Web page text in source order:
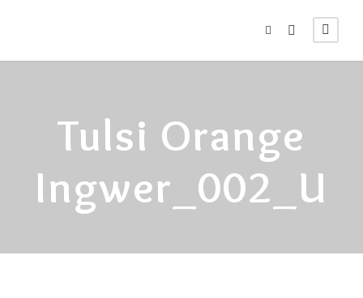
Tulsi Orange
Ingwer_002_U